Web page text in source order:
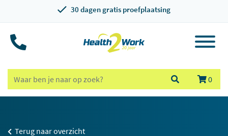
30 dagen gratis proefplaatsing
0
Terug naar overzicht